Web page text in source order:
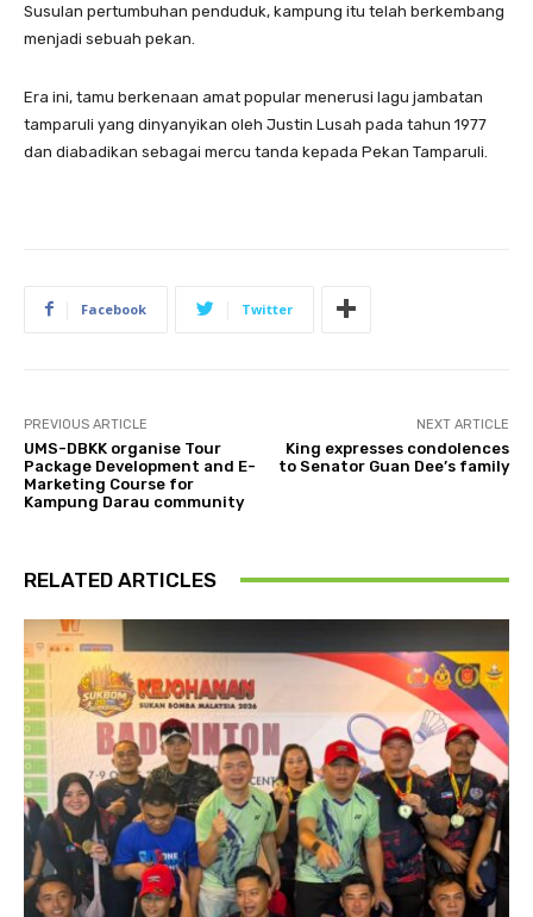
Susulan pertumbuhan penduduk, kampung itu telah berkembang
menjadi sebuah pekan.
Era ini, tamu berkenaan amat popular menerusi lagu jambatan
tamparuli yang dinyanyikan oleh Justin Lusah pada tahun 1977
dan diabadikan sebagai mercu tanda kepada Pekan Tamparuli.
Facebook Twitter
PREVIOUS ARTICLE
UMS-DBKK organise Tour
Package Development and E-
Marketing Course for
Kampung Darau community
NEXT ARTICLE
King expresses condolences
to Senator Guan Dee’s family
RELATED ARTICLES